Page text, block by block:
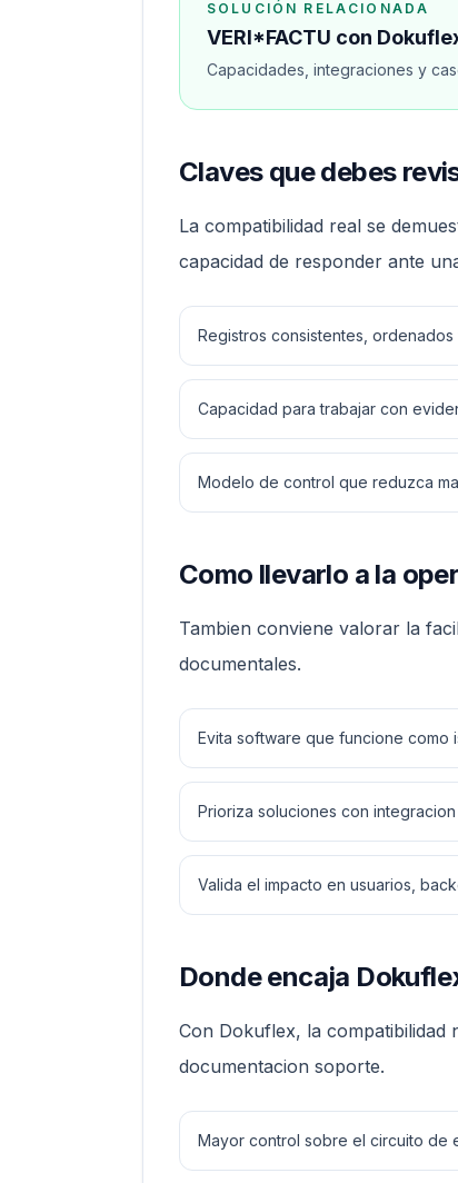
SOLUCIÓN RELACIONADA
VERI*FACTU con
Capacidades, integraciones y
Claves que debes
La compatibilidad real se
capacidad de responder ante
Registros consistentes,
Capacidad para trabajar con
Modelo de control que reduzca
Como llevarlo a la
Tambien conviene valorar la
documentales.
Evita software que funcione como
Prioriza soluciones con
Valida el impacto en usuarios,
Donde encaja
Con Dokuflex, la compatibilidad
documentacion soporte.
Mayor control sobre el circuito de